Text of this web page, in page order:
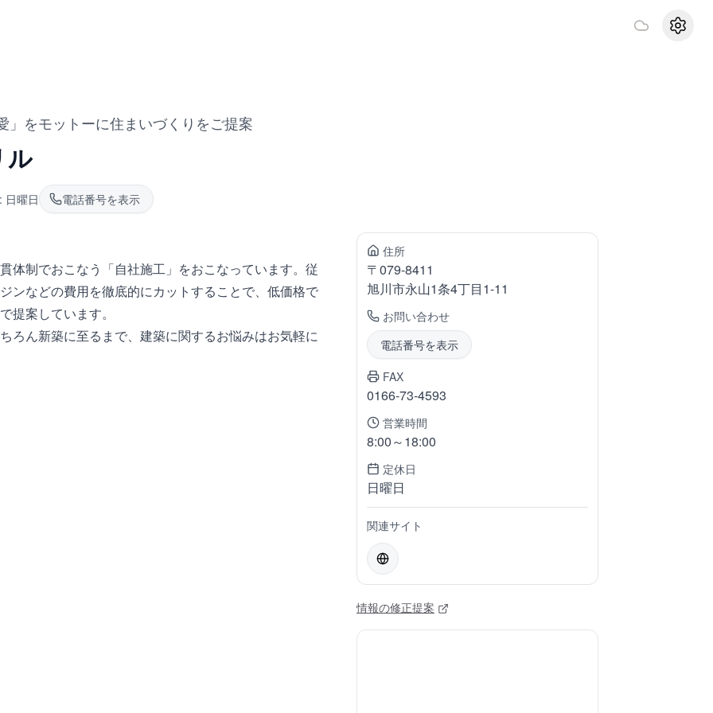
設定
」をモットーに住まいづくりをご提案
ル
日曜日 電話番号を表示
体制でおこなう「自社施工」をおこなっています。従
ンなどの費用を徹底的にカットすることで、低価格で
提案しています。
ろん新築に至るまで、建築に関するお悩みはお気軽に
住所
〒079-8411
旭川市永山1条4丁目1-11
お問い合わせ
電話番号を表示
FAX
0166-73-4593
営業時間
8:00～18:00
定休日
日曜日
関連サイト
情報の修正提案